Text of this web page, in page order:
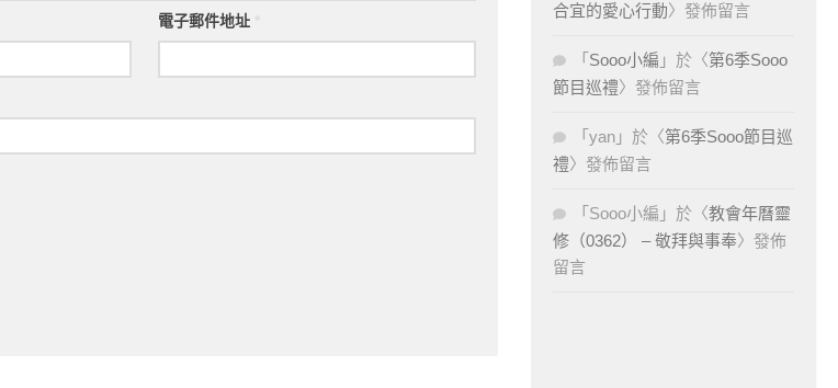
電子郵件地址
合宜的愛心行動〉發佈留言
「 Sooo小編 」於〈第6季Sooo
節目巡禮〉發佈留言
「 yan 」於〈第6季Sooo節目巡
禮〉發佈留言
「 Sooo小編 」於〈教會年曆靈
修（0362） – 敬拜與事奉〉發佈
留言